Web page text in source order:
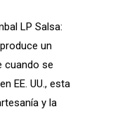
LP Salsa:
un
cuando se
EE. UU., esta
y la